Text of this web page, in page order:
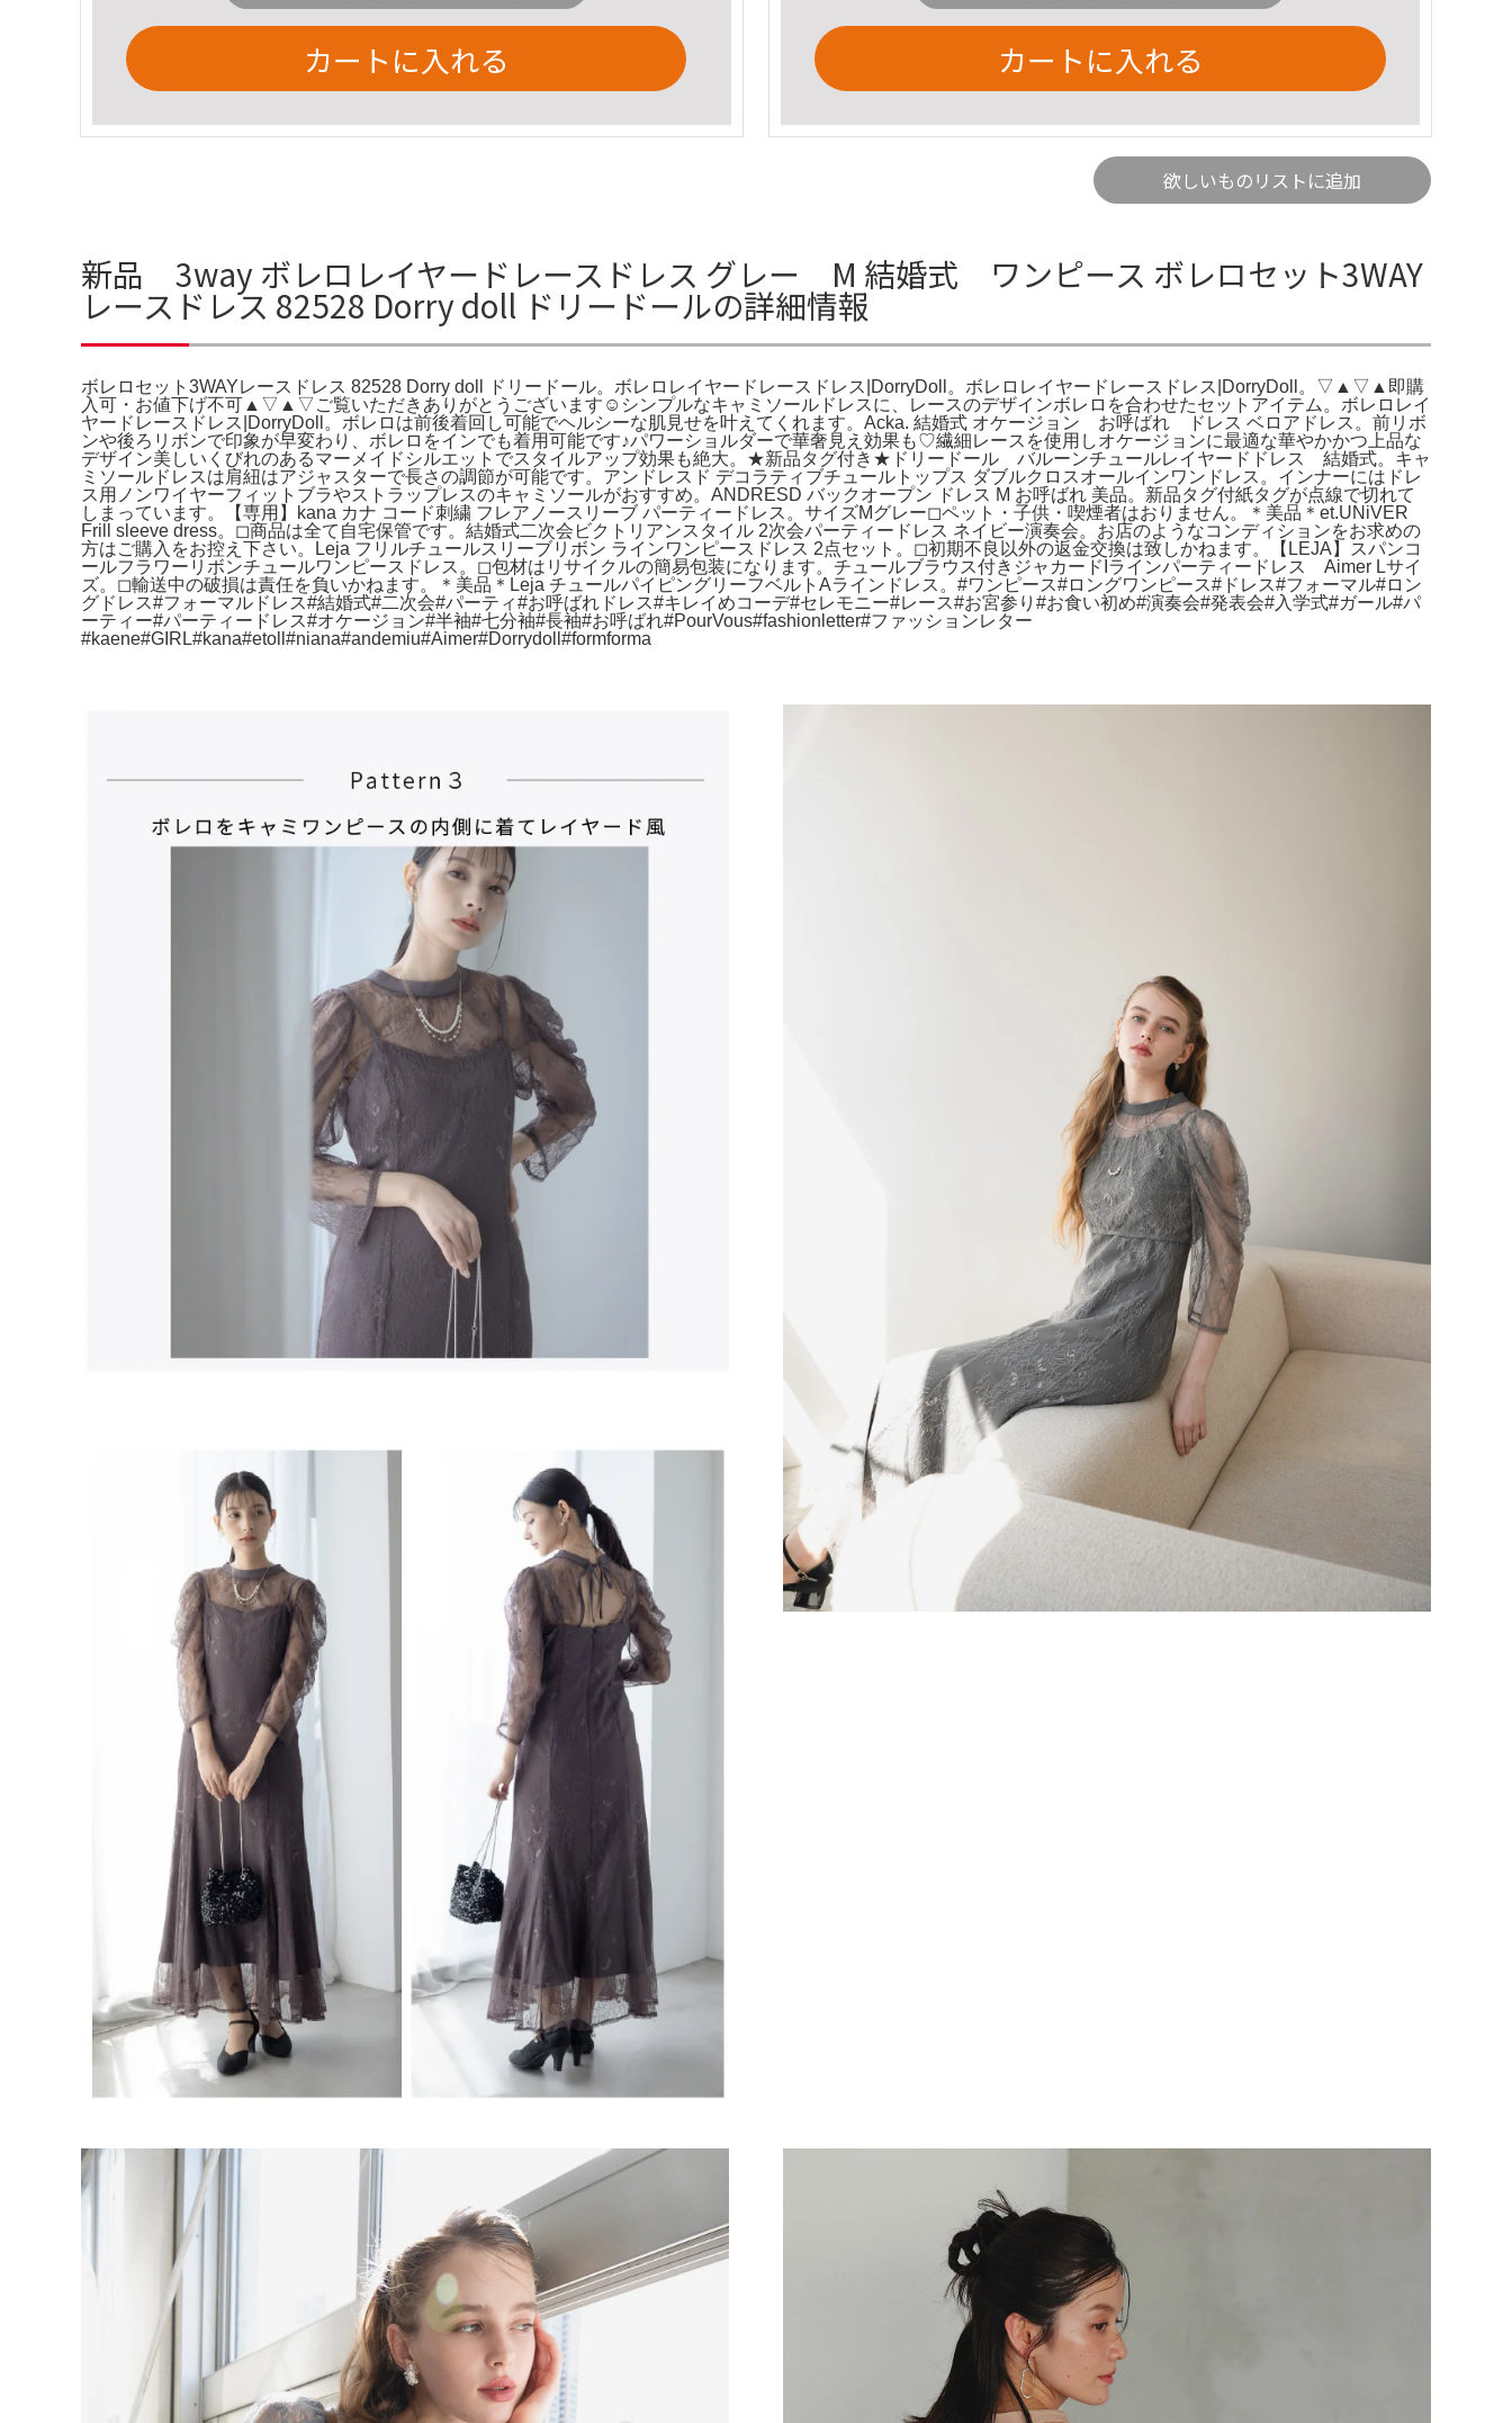
カートに入れる カートに入れる
欲しいものリストに追加
新品 3way ボレロレイヤードレースドレス グレー M 結婚式 ワンピース ボレロセット3WAY
レースドレス 82528 Dorry doll ドリードールの詳細情報
ボレロセット3WAYレースドレス 82528 Dorry doll ドリードール。ボレロレイヤードレースドレス|DorryDoll。ボレロレイヤードレースドレス|DorryDoll。▽▲▽▲即購
入可・お値下げ不可▲▽▲▽ご覧いただきありがとうございます☺︎シンプルなキャミソールドレスに、レースのデザインボレロを合わせたセットアイテム。ボレロレイ
ヤードレースドレス|DorryDoll。ボレロは前後着回し可能でヘルシーな肌見せを叶えてくれます。Acka. 結婚式 オケージョン お呼ばれ ドレス ベロアドレス。前リボ
ンや後ろリボンで印象が早変わり、ボレロをインでも着用可能です♪パワーショルダーで華奢見え効果も♡繊細レースを使用しオケージョンに最適な華やかかつ上品な
デザイン美しいくびれのあるマーメイドシルエットでスタイルアップ効果も絶大。★新品タグ付き★ドリードール バルーンチュールレイヤードドレス 結婚式。キャ
ミソールドレスは肩紐はアジャスターで長さの調節が可能です。アンドレスド デコラティブチュールトップス ダブルクロスオールインワンドレス。インナーにはドレ
ス用ノンワイヤーフィットブラやストラップレスのキャミソールがおすすめ。ANDRESD バックオープン ドレス M お呼ばれ 美品。新品タグ付紙タグが点線で切れて
しまっています。【専用】kana カナ コード刺繍 フレアノースリーブ パーティードレス。サイズMグレー◻︎ペット・子供・喫煙者はおりません。＊美品＊et.UNiVER
Frill sleeve dress。◻︎商品は全て自宅保管です。結婚式二次会ビクトリアンスタイル 2次会パーティードレス ネイビー演奏会。お店のようなコンディションをお求めの
方はご購入をお控え下さい。Leja フリルチュールスリーブリボン ラインワンピースドレス 2点セット。◻︎初期不良以外の返金交換は致しかねます。【LEJA】スパンコ
ールフラワーリボンチュールワンピースドレス。◻︎包材はリサイクルの簡易包装になります。チュールブラウス付きジャカードIラインパーティードレス Aimer Lサイ
ズ。◻︎輸送中の破損は責任を負いかねます。＊美品＊Leja チュールパイピングリーフベルトAラインドレス。#ワンピース#ロングワンピース#ドレス#フォーマル#ロン
グドレス#フォーマルドレス#結婚式#二次会#パーティ#お呼ばれドレス#キレイめコーデ#セレモニー#レース#お宮参り#お食い初め#演奏会#発表会#入学式#ガール#パ
ーティー#パーティードレス#オケージョン#半袖#七分袖#長袖#お呼ばれ#PourVous#fashionletter#ファッションレター
#kaene#GIRL#kana#etoll#niana#andemiu#Aimer#Dorrydoll#formforma